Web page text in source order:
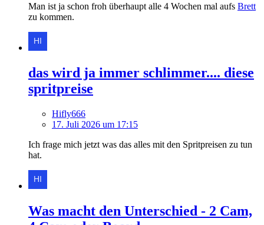
Man ist ja schon froh überhaupt alle 4 Wochen mal aufs Brett
zu kommen.
das wird ja immer schlimmer.... diese
spritpreise
Hifly666
17. Juli 2026 um 17:15
Ich frage mich jetzt was das alles mit den Spritpreisen zu tun
hat.
Was macht den Unterschied - 2 Cam,